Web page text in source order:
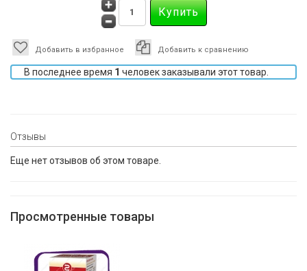
Добавить в избранное Добавить к сравнению
В последнее время 1 человек заказывали этот товар.
Отзывы
Еще нет отзывов об этом товаре.
Просмотренные товары